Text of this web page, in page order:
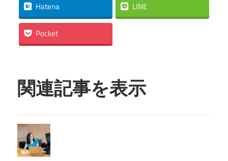
Hatena LINE
Pocket
関連記事を表示